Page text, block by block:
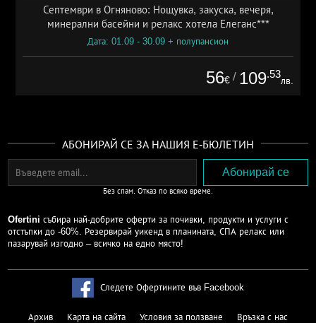
Септември в Огняново: Нощувка, закуска, вечеря,
минерални басейни и релакс хотела Елеганс***
Дата: 01.09 - 30.09 + полупансион
56€ / 109.53
лв.
АБОНИРАЙ СЕ ЗА НАШИЯ Е-БЮЛЕТИН
Без спам. Отказ по всяко време.
Ofertini събира най-добрите оферти за почивки, продукти и услуги с
отстъпки до -60%. Резервирай уикенд в планината, СПА релакс или
пазарувай изгодно – всичко на едно място!
Следете Офертините във Facebook
Архив Карта на сайта Условия за ползване Връзка с нас